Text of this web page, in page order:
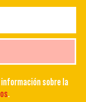
información sobre la
.